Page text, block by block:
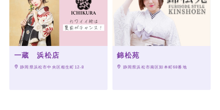
一蔵 浜松店
静岡県浜松市中央区相生町12-8
錦松苑
静岡県浜松市南区卸本町68番地